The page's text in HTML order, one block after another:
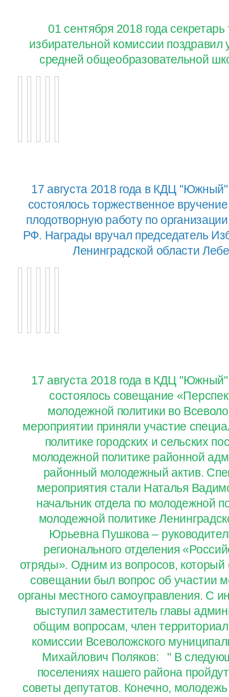
01 сентября 2018 года
избирательной комиссии поздравил
средней общеобразовательной
17 августа 2018 года в КДЦ
состоялось торжественное
плодотворную работу по
РФ. Награды вручал председатель
Ленинградской области
17 августа 2018 года в КДЦ
состоялось совещание
молодежной политики во
мероприятии приняли участие
политике городских и сельских
молодежной политике районной
районный молодежный актив.
мероприятия стали Наталья
начальник отдела по молодежной
молодежной политике
Юрьевна Пушкова –
регионального отделения
отряды». Одним из вопросов,
совещании был вопрос об участии
органы местного самоуправления. С
выступил заместитель главы
общим вопросам, член
комиссии Всеволожского
Михайлович Поляков: " В
поселениях нашего района
советы депутатов. Конечно,